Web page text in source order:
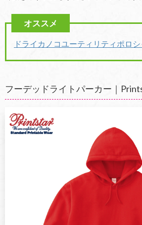
ドライカノコユーティリティポロ
フーデッドライトパーカー｜